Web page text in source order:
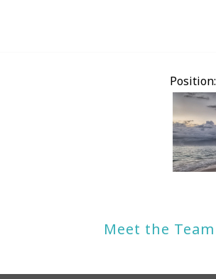
Position:
Meet the Team